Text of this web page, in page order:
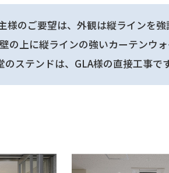
様のご要望は、外観は縦ラインを
の上に縦ラインの強いカーテンウ
ステンドは、GLA様の直接工事です